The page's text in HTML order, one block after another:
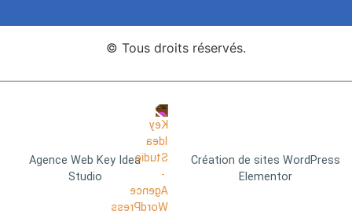
© Tous droits réservés.
Agence Web Key Idea
Studio
Création de sites WordPress
Elementor